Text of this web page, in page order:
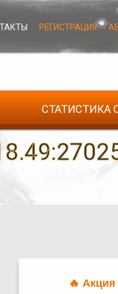
РЕГИСТРАЦИЯ
СТАТИСТИКА
🔥